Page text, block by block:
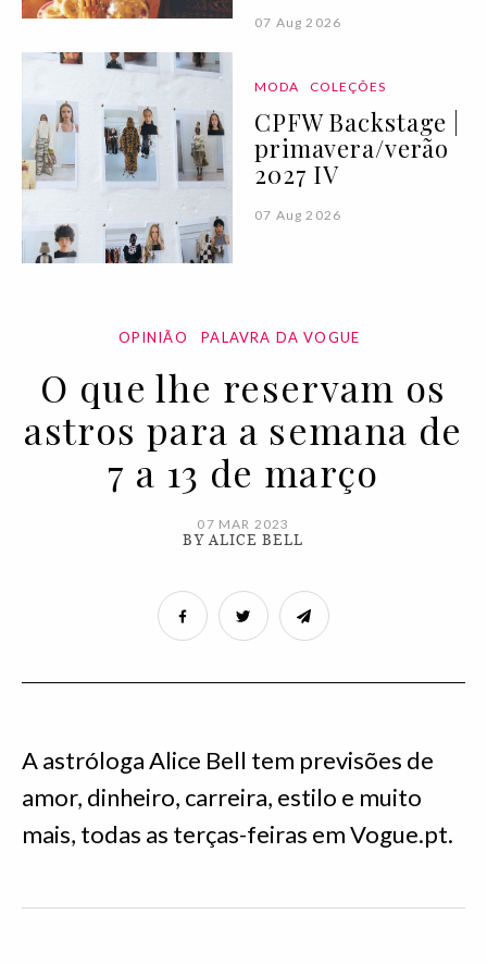
07 Aug 2026
MODA COLEÇÕES
CPFW Backstage |
primavera/verão
2027 IV
07 Aug 2026
OPINIÃO PALAVRA DA VOGUE
O que lhe reservam os
astros para a semana de
7 a 13 de março
07 MAR 2023
BY ALICE BELL
A astróloga Alice Bell tem previsões de
amor, dinheiro, carreira, estilo e muito
mais, todas as terças-feiras em Vogue.pt.